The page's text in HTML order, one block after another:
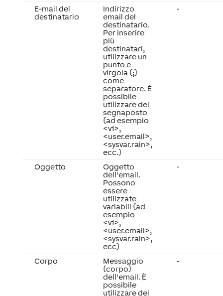
E-mail del
destinatario
Indirizzo
email del
destinatario.
Per inserire
più
destinatari,
utilizzare un
punto e
virgola (;)
come
separatore. È
possibile
utilizzare dei
segnaposto
(ad esempio
<v1>,
<user.email>,
<sysvar.rain>,
ecc.)
-
Oggetto
Oggetto
dell'email.
Possono
essere
utilizzate
variabili (ad
esempio
<v1>,
<user.email>,
<sysvar.rain>,
ecc)
-
Corpo
Messaggio
(corpo)
dell'email. È
possibile
utilizzare dei
-